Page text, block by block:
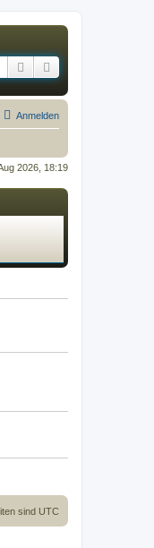
Suche
Anmelden
2026, 18:19
sind UTC